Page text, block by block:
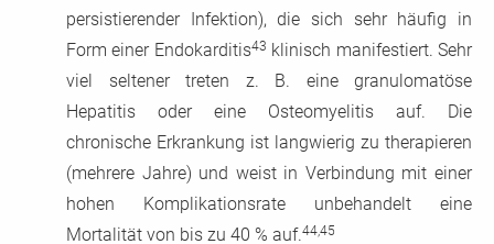
persistierender Infektion), die sich sehr häufig in
Form einer Endokarditis43 klinisch manifestiert. Sehr
viel seltener treten z. B. eine granulomatöse
Hepatitis oder eine Osteomyelitis auf. Die
chronische Erkrankung ist langwierig zu therapieren
(mehrere Jahre) und weist in Verbindung mit einer
hohen Komplikationsrate unbehandelt eine
Mortalität von bis zu 40 % auf.44,45